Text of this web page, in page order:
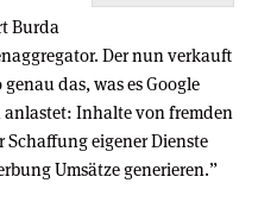
Burda
Der nun verkauft
das, was es Google
Inhalte von fremden
Schaffung eigener Dienste
Umsätze generieren.”